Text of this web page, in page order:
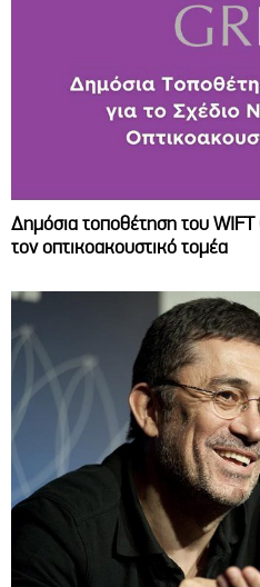
Δημόσια τοποθέτηση του WIFT
τον οπτικοακουστικό τομέα